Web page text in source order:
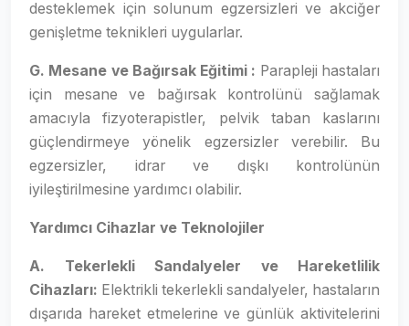
desteklemek için solunum egzersizleri ve akciğer
genişletme teknikleri uygularlar.
G. Mesane ve Bağırsak Eğitimi : Parapleji hastaları
için mesane ve bağırsak kontrolünü sağlamak
amacıyla fizyoterapistler, pelvik taban kaslarını
güçlendirmeye yönelik egzersizler verebilir. Bu
egzersizler, idrar ve dışkı kontrolünün
iyileştirilmesine yardımcı olabilir.
Yardımcı Cihazlar ve Teknolojiler
A. Tekerlekli Sandalyeler ve Hareketlilik
Cihazları: Elektrikli tekerlekli sandalyeler, hastaların
dışarıda hareket etmelerine ve günlük aktivitelerini